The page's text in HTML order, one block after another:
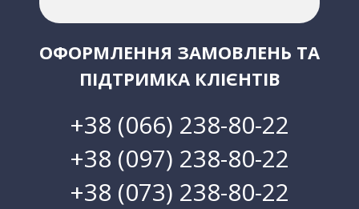
ОФОРМЛЕННЯ ЗАМОВЛЕНЬ ТА
ПІДТРИМКА КЛІЄНТІВ
+38 (066) 238-80-22
+38 (097) 238-80-22
+38 (073) 238-80-22